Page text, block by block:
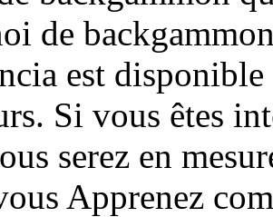
de
est
Si vous êtes
serez en
Apprenez